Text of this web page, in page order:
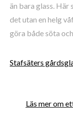
än bara glass. Här
det utan en helg
göra både söta
Stafsäters
Läs mer om